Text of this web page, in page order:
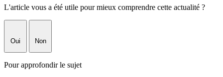
L'article vous a été utile pour mieux comprendre cette actualité ?
Oui Non
Pour approfondir le sujet